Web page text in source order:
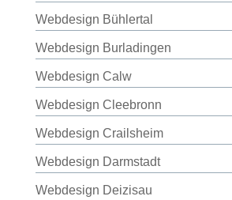
Webdesign Bühlertal
Webdesign Burladingen
Webdesign Calw
Webdesign Cleebronn
Webdesign Crailsheim
Webdesign Darmstadt
Webdesign Deizisau